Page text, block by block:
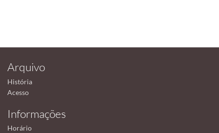
Arquivo
História
Acesso
Informações
Horário